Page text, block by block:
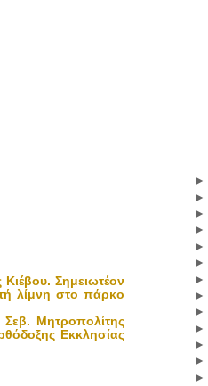
Σημειωτέον
λίμνη στο πάρκο
Μητροπολίτης
Εκκλησίας
►
►
►
►
►
►
►
►
►
►
►
►
►